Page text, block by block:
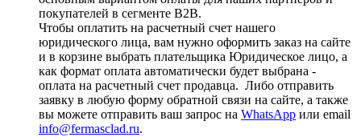
покупателей в сегменте B2B.
Чтобы оплатить на расчетный счет нашего
юридического лица, вам нужно оформить заказ на сайте
и в корзине выбрать плательщика Юридическое лицо, а
как формат оплата автоматически будет выбрана -
оплата на расчетный счет продавца. Либо отправить
заявку в любую форму обратной связи на сайте, а также
вы можете отправить ваш запрос на WhatsApp или email
info@fermasclad.ru.